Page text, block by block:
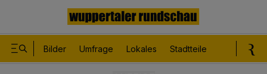
Bilder Umfrage Lokales Stadtteile